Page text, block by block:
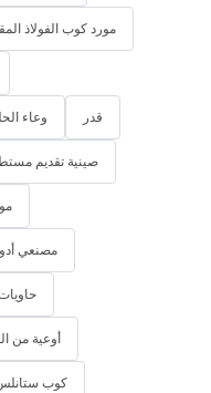
مورد كوب الفولاذ
وعاء قدر
صينية تقديم
مصنعي
أوعية من
كوب